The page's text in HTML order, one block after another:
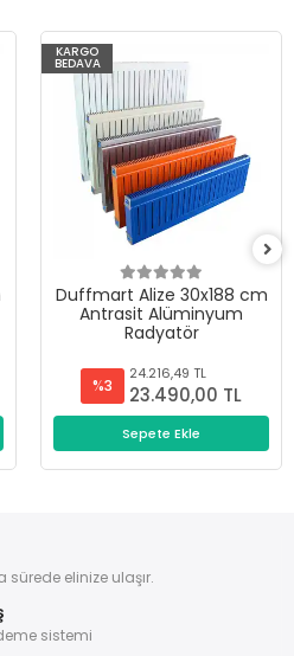
KARGO
BEDAVA
Duffmart Alize 30x188 cm
Antrasit Alüminyum
Radyatör
%3
24.216,49 TL
23.490,00 TL
Sepete Ekle
sürede elinize ulaşır.
sistemi